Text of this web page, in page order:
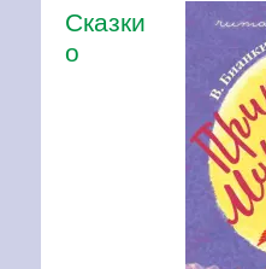
Сказки
о